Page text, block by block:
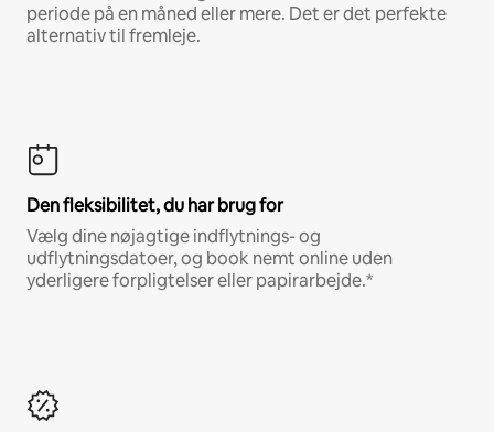
periode på en måned eller mere. Det er det perfekte
alternativ til fremleje.
Den fleksibilitet, du har brug for
Vælg dine nøjagtige indflytnings- og
udflytningsdatoer, og book nemt online uden
yderligere forpligtelser eller papirarbejde.*